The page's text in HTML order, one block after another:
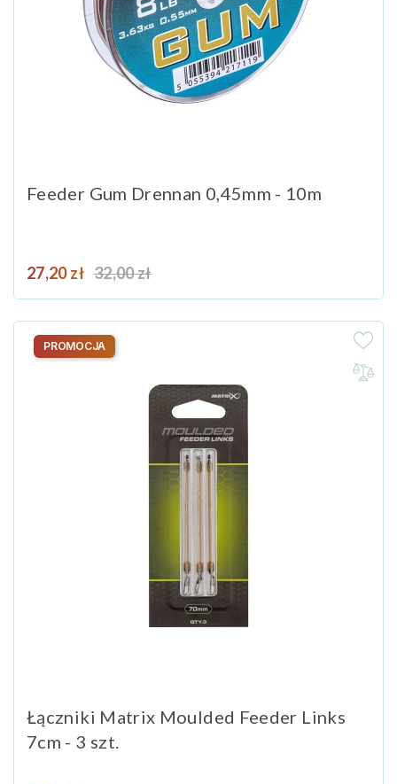
Feeder Gum Drennan 0,45mm - 10m
Cena
27,20 zł Cena podstawowa
32,00 zł
Łączniki Matrix Moulded Feeder Links
7cm - 3 szt.
PROMOCJA